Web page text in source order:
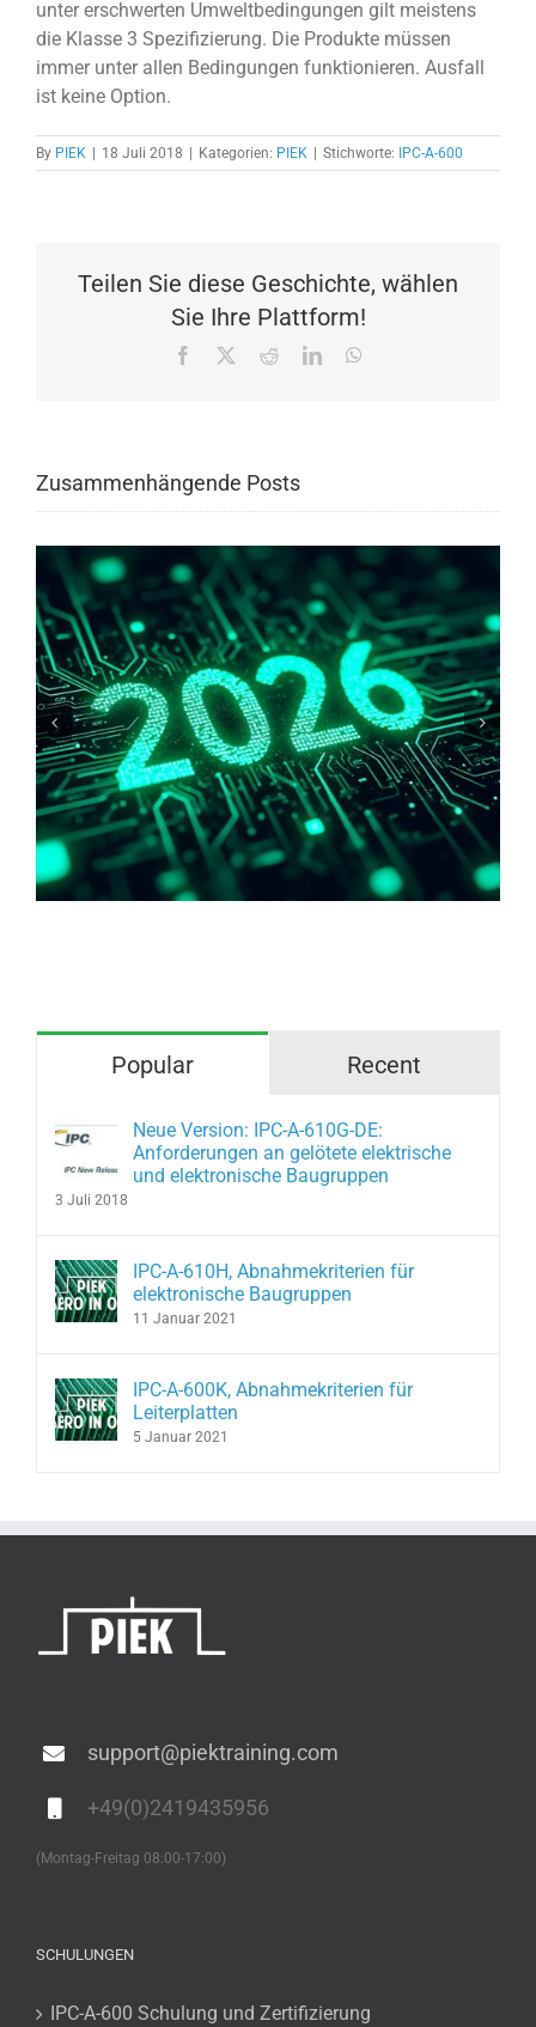
unter erschwerten Umweltbedingungen gilt meistens
die Klasse 3 Spezifizierung. Die Produkte müssen
immer unter allen Bedingungen funktionieren. Ausfall
ist keine Option.
By PIEK | 18 Juli 2018 | Kategorien: PIEK | Stichworte: IPC-A-600
Teilen Sie diese Geschichte, wählen
Sie Ihre Plattform!
Facebook RedditLinkedIn
Zusammenhängende Posts
Warum haben wir Angst vor
blankem/freiliegendes Kupfer?
Popular Recent
Neue Version: IPC-A-610G-DE:
Anforderungen an gelötete elektrische
und elektronische Baugruppen
3 Juli 2018
IPC-A-610H, Abnahmekriterien für
elektronische Baugruppen
11 Januar 2021
IPC-A-600K, Abnahmekriterien für
Leiterplatten
5 Januar 2021
support@piektraining.com
+49(0)2419435956
(Montag-Freitag 08:00-17:00)
SCHULUNGEN
IPC-A-600 Schulung und Zertifizierung